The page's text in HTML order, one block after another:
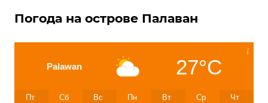
Погода на острове Палаван
Palawan 27°C
Пт Сб Вс Пн Вт Ср Чт